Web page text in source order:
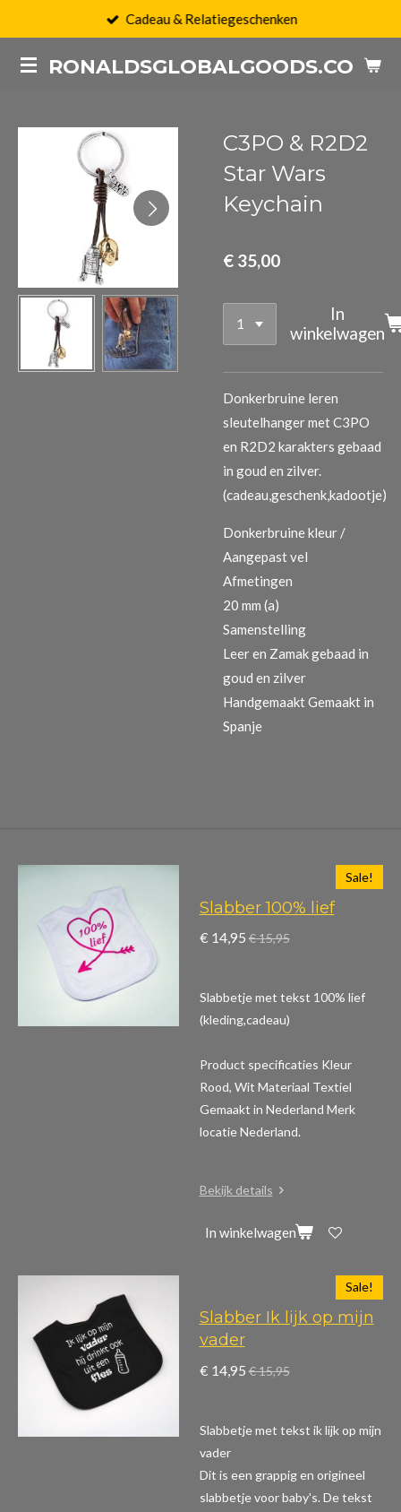
naar
RONALDSGLOBALGOODS.COM
Cadeau & Relatiegeschenken
C3PO & R2D2
Star Wars
Keychain
€ 35,00
In
winkelwagen
Donkerbruine leren
sleutelhanger met C3PO
en R2D2 karakters gebaad
in goud en zilver.
(cadeau,geschenk,kadootje)
Donkerbruine kleur /
Aangepast vel
Afmetingen
20 mm (a)
Samenstelling
Leer en Zamak gebaad in
goud en zilver
Handgemaakt Gemaakt in
Spanje
Sale!
Slabber 100% lief
€ 14,95 € 15,95
Slabbetje met tekst 100% lief
(kleding,cadeau)
Product specificaties Kleur
Rood, Wit Materiaal Textiel
Gemaakt in Nederland Merk
locatie Nederland.
Bekijk details
In winkelwagen
Sale!
Slabber Ik lijk op mijn
vader
€ 14,95 € 15,95
Slabbetje met tekst ik lijk op mijn
vader
Dit is een grappig en origineel
slabbetje voor baby's. De tekst